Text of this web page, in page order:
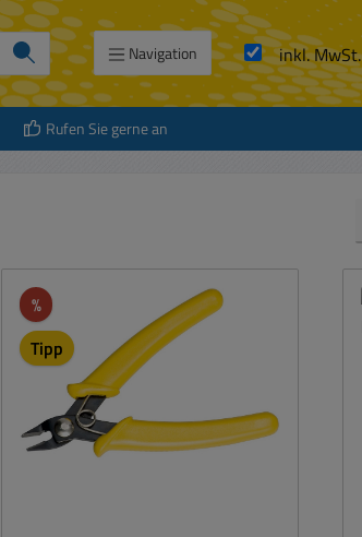
Navigation inkl. MwSt.
Rufen Sie gerne an
%Rabatt
Tipp